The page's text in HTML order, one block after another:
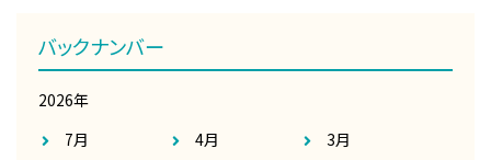
バックナンバー
2026年
7月
4月
3月